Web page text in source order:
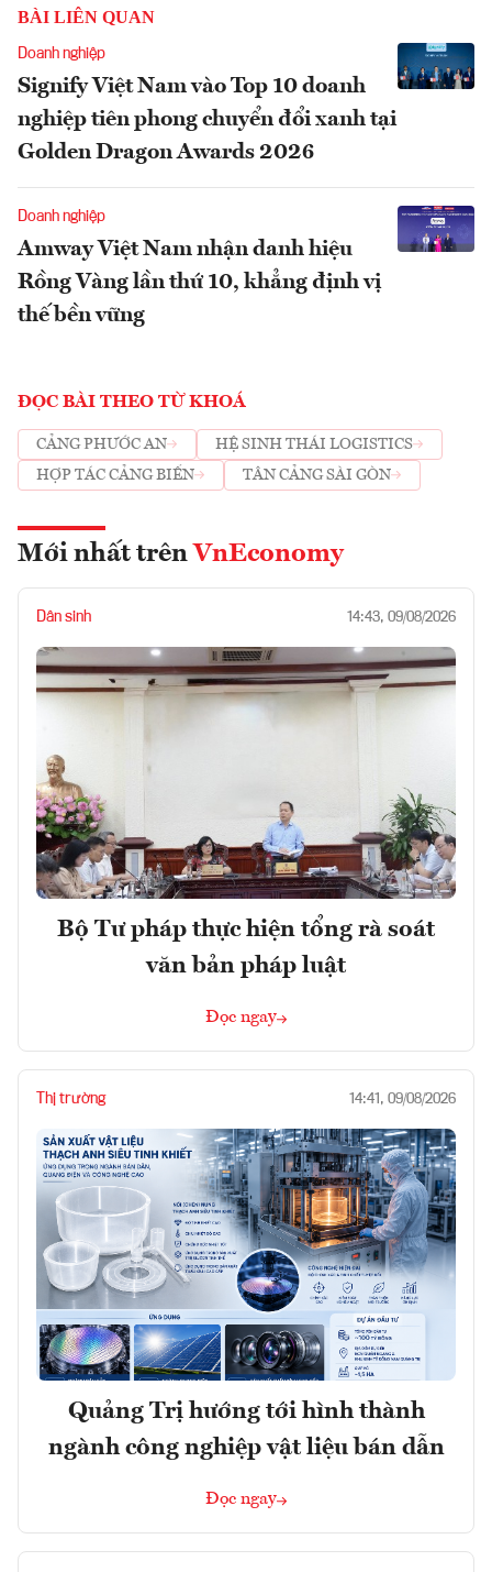
BÀI LIÊN QUAN
Doanh nghiệp
Signify Việt Nam vào Top 10 doanh
nghiệp tiên phong chuyển đổi xanh tại
Golden Dragon Awards 2026
Doanh nghiệp
Amway Việt Nam nhận danh hiệu
Rồng Vàng lần thứ 10, khẳng định vị
thế bền vững
ĐỌC BÀI THEO TỪ KHOÁ
CẢNG PHƯỚC AN
HỆ SINH THÁI LOGISTICS
HỢP TÁC CẢNG BIỂN
TÂN CẢNG SÀI GÒN
Mới nhất trên VnEconomy
Dân sinh 14:43, 09/08/2026
Bộ Tư pháp thực hiện tổng rà soát
văn bản pháp luật
Đọc ngay
Thị trường 14:41, 09/08/2026
Quảng Trị hướng tới hình thành
ngành công nghiệp vật liệu bán dẫn
Đọc ngay